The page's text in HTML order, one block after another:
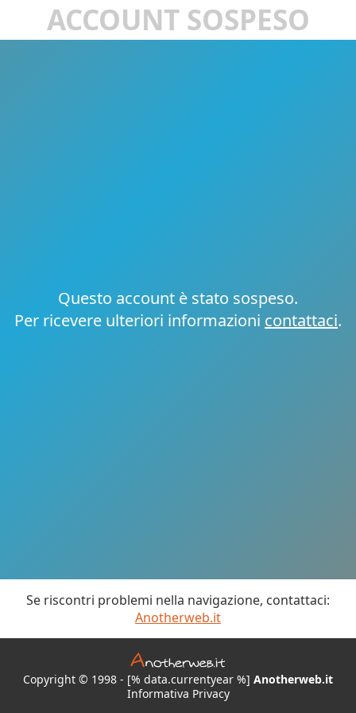
ACCOUNT SOSPESO
Questo account è stato sospeso.
Per ricevere ulteriori informazioni contattaci.
Se riscontri problemi nella navigazione, contattaci:
Anotherweb.it
Copyright © 1998 - [% data.currentyear %] Anotherweb.it
Informativa Privacy